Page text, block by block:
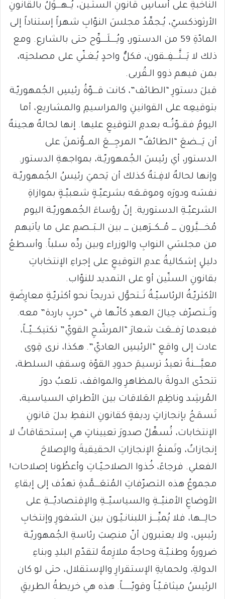
الناخبةِ على أساسِ قانونِ الستّـين، يُــهـــوِّلُ بالقانونِ
الأرثوذكسيّ، يُـجمِّدُ مجلسَ النوّابِ شهراً إستناداً إلى
المادّةِ 59 من الدستور، ويُــــلَــــوِّح حتى بالشارع. ومع
ذلك لا يَـــتَّـــفِــقون، فكلٌّ واحدٍ يُـغـنّي على مصلحتِه،
بمن فيهم ذوو الـقُربى.
قبلَ دستورِ “الطائف”، كانت قـــوّةُ رئيسِ الجُمهوريّـة
بتوقيعِه على القوانينِ والمراسيمِ والمشاريع، أما
اليومُ فقــوّتُــه بعدمِ التوقيعِ عليها. إنها لحالةٌ هجينةٌ
أن يَـــضعَ “الطائفُ” المرجِـــعَ المــؤْتمنَ على
الدستور، أي رئيسَ الجُمهوريّـة، بمواجهةِ الدستور.
وإنها لحالةٌ لافِـتةٌ كذلك أن يَحميَ رئيسُ الجُمهوريّـة
نفسَه ودورَه وموقـعَه بشرعيّـةٍ شعبيّـةٍ بموازاةِ
الشرعيّـةِ الدستورية. إنّ رؤساءَ الجُمهوريّـة اليوم
مُخــــيَّرون ـــ مُــكــرَهين ـــ بين الــبَــصمِ على ما يأتيهم
من مجلسَي النوابِ والوزراء وبين ردِّه سلباً. وأسطعُ
دليلٍ إشكاليةُ عدمِ التوقيعِ على إجراءِ الإنتخاباتِ
بقانونِ الستّين أو على التمديد للنوّاب.
الأكثريّـةُ الرئاسيّـةُ تَــتحوَّل تدريجاً نحو أكثريّـةٍ معارِضَةٍ
وتَــتصرّف حِيالَ العهدِ كأنّـها في “حربٍ باردة” معه.
فبعدما رَفــعَت شعارَ “المرشّحِ القويّ” تكتيكـــيّــاً،
عادت إلى واقعِ “الرئيسِ العاديّ”. هكذا، نرى قِوى
معيَّــــنةً تعيدُ ترسيمَ حدودِ القوّة وسقفِ السلطة،
تتحدّى الدولةَ بالمظاهرِ والمواقف، تلعبُ دورَ
المُرشِد وناظِمِ العَلاقات بين الأطرافِ السياسية،
تَسمَحُ بإنجازاتٍ رديفةٍ كقانونِ النفطِ بدلَ قانونِ
الإنتخابات، تُسهِّلُ صدورَ تعييناتٍ هي إستحقاقاتٌ لا
إنجازاتٌ، وتَمنعُ الإنجازاتِ الحقيقيةَ والإصلاحَ
الفعلي. فرجاءً، خُذوا الصلاحـيّـاتِ وأعطُونا إصلاحات!
مجموعُ هذه التصرّفاتِ المُتعَـــمَّدةِ تهدُف إلى إبقاءِ
الأوضاعِ الأمنيّــةِ والسياسيّــةِ والإقتصاديّـــةِ على
حالِـــها، فلا يُميِّـــز اللبنانـيّـون بين الشغورِ وإنتخابِ
رئيسٍ، ولا يعتبرون أنّ منصِبَ رئاسةِ الجُمهوريّـة
ضرورةٌ وطنـيّـة وحاجةٌ ملازِمةٌ لتقدّمِ البلدِ وبناءِ
الدولةِ، ولحمايةِ الإستقرارِ والإستقلال، حتى لو كان
الرئيسُ ميثاقـيّـاً وقويّــــــاً. هذه هي خريطةُ الطريقِ